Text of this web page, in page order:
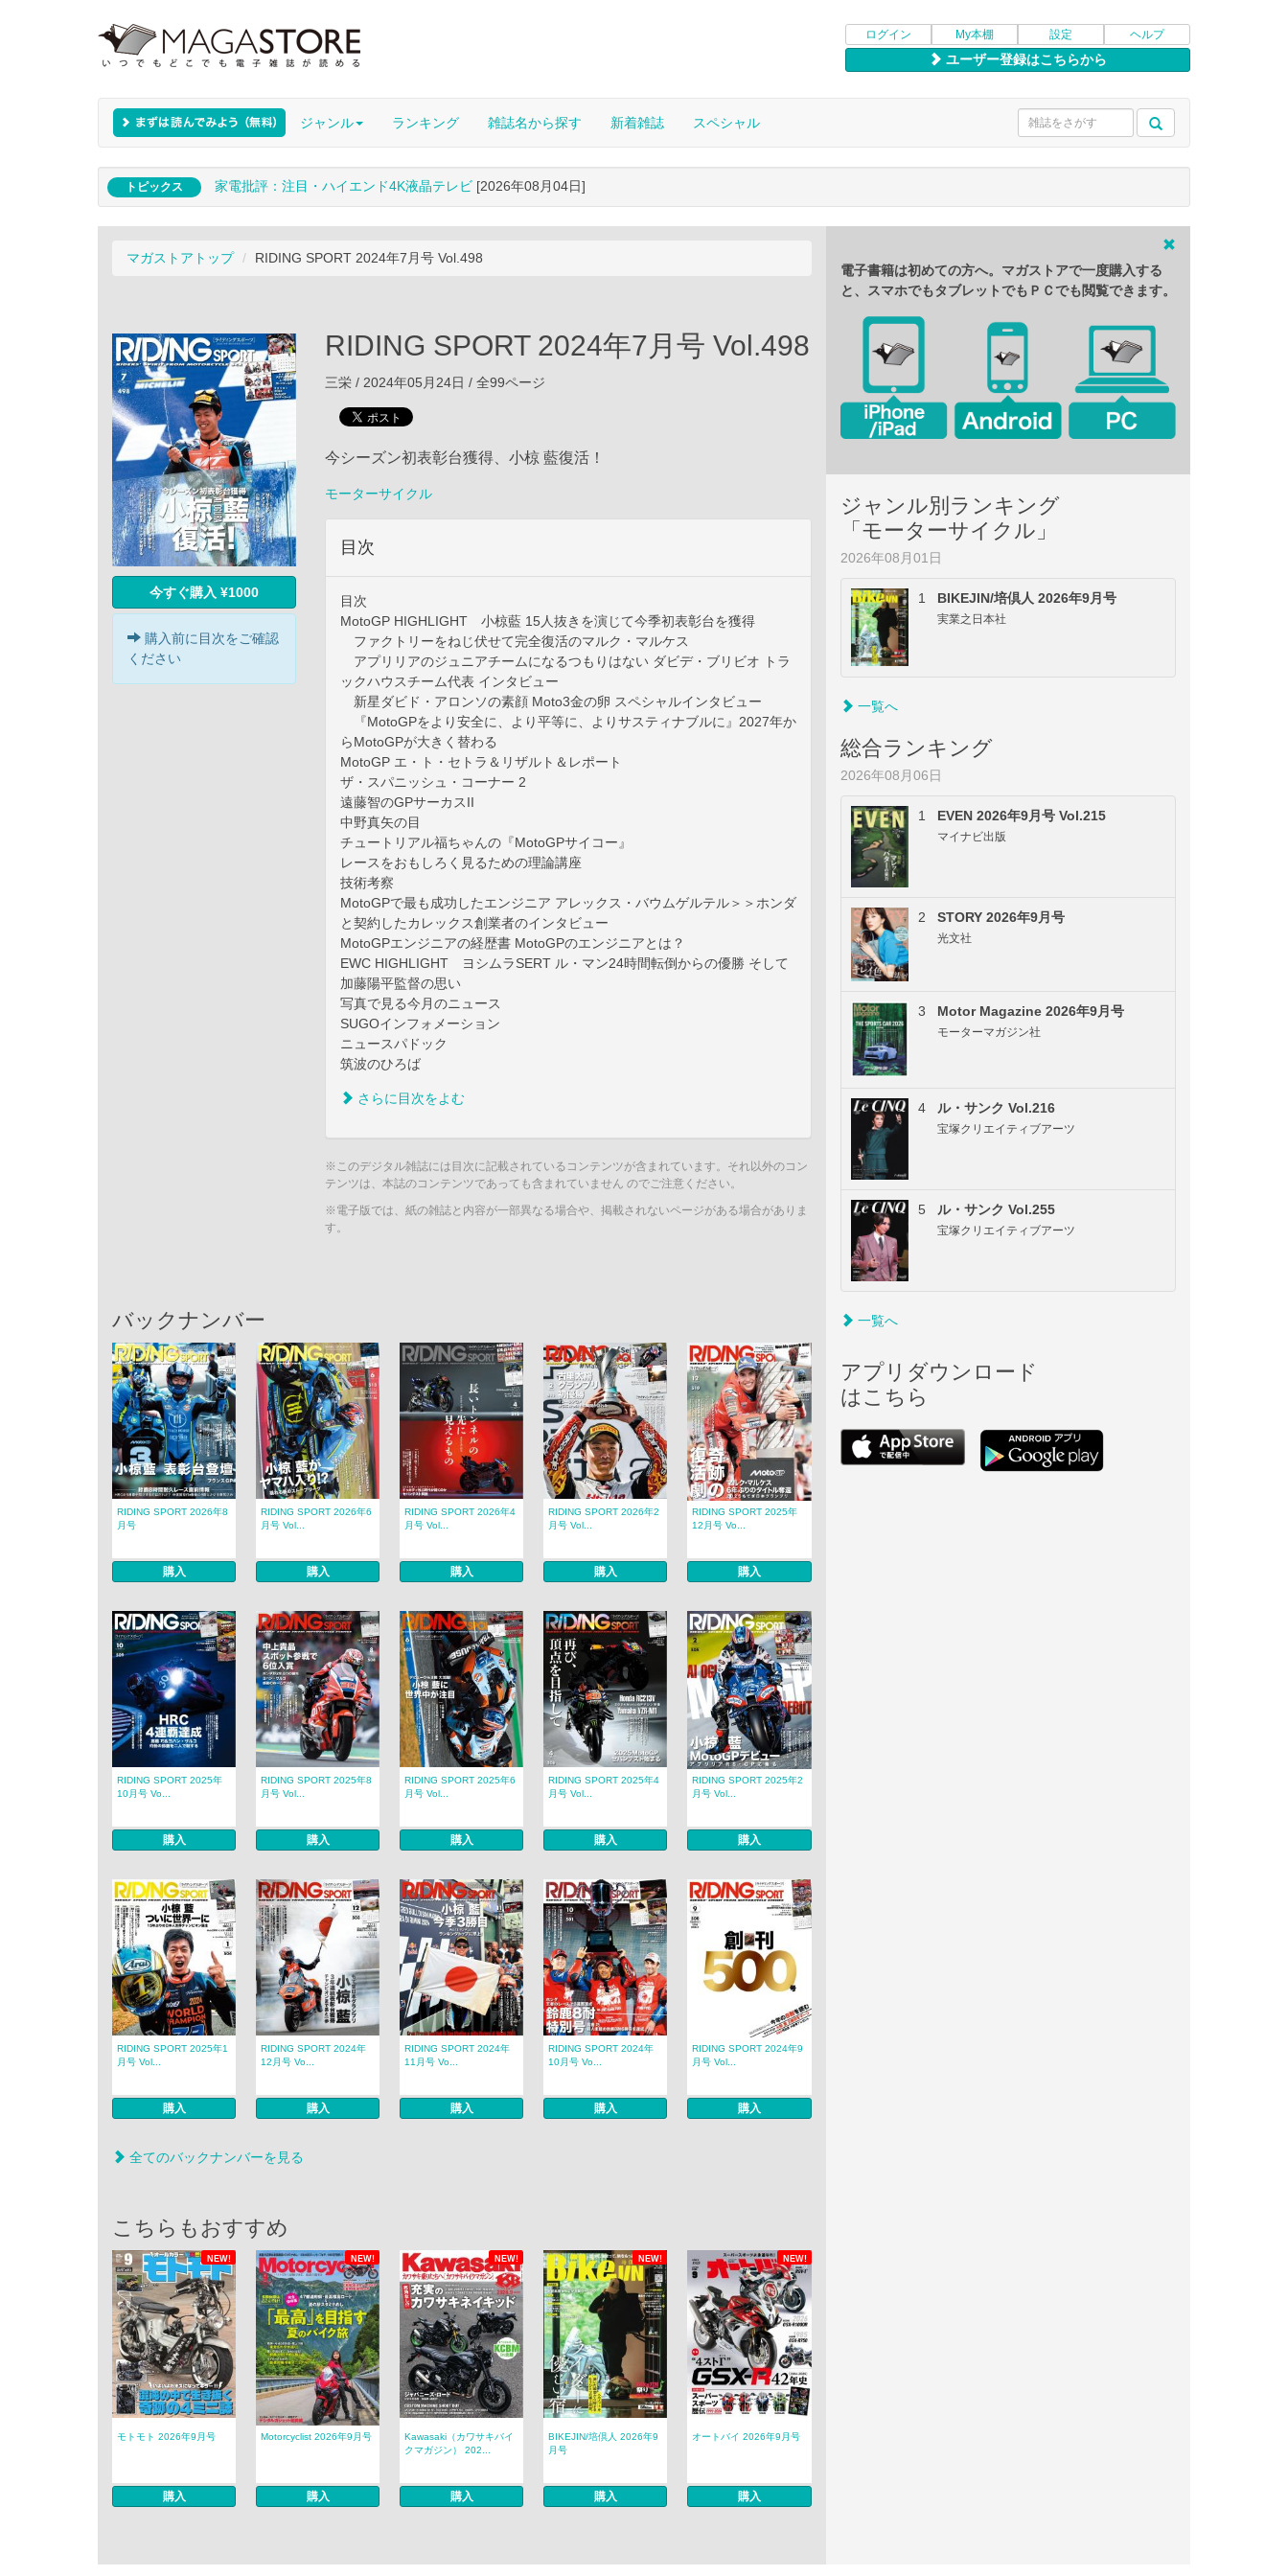
ログイン My本棚 設定 ヘルプ
ユーザー登録はこちらから
ジャンル ランキング 雑誌名から探す 新着雑誌 スペシャル
トピックス 家電批評：注目・ハイエンド4K液晶テレビ [2026年08月04日]
マガストアトップ RIDING SPORT 2024年7月号 Vol.498
今すぐ購入 ¥1000
購入前に目次をご確認
ください
RIDING SPORT 2024年7月号 Vol.498
三栄 / 2024年05月24日 / 全99ページ
今シーズン初表彰台獲得、小椋 藍復活！
モーターサイクル
目次
目次
MotoGP HIGHLIGHT 小椋藍 15人抜きを演じて今季初表彰台を獲得
ファクトリーをねじ伏せて完全復活のマルク・マルケス
アプリリアのジュニアチームになるつもりはない ダビデ・ブリビオ トラ
ックハウスチーム代表 インタビュー
新星ダビド・アロンソの素顔 Moto3金の卵 スペシャルインタビュー
『MotoGPをより安全に、より平等に、よりサスティナブルに』2027年か
らMotoGPが大きく替わる
MotoGP エ・ト・セトラ＆リザルト＆レポート
ザ・スパニッシュ・コーナー 2
遠藤智のGPサーカスII
中野真矢の目
チュートリアル福ちゃんの『MotoGPサイコー』
レースをおもしろく見るための理論講座
技術考察
MotoGPで最も成功したエンジニア アレックス・バウムゲルテル＞＞ホンダ
と契約したカレックス創業者のインタビュー
MotoGPエンジニアの経歴書 MotoGPのエンジニアとは？
EWC HIGHLIGHT ヨシムラSERT ル・マン24時間転倒からの優勝 そして
加藤陽平監督の思い
写真で見る今月のニュース
SUGOインフォメーション
ニュースパドック
筑波のひろば
さらに目次をよむ
※このデジタル雑誌には目次に記載されているコンテンツが含まれています。それ以外のコン
テンツは、本誌のコンテンツであっても含まれていません のでご注意ください。
※電子版では、紙の雑誌と内容が一部異なる場合や、掲載されないページがある場合がありま
す。
バックナンバー
RIDING SPORT 2026年8
月号
購入
RIDING SPORT 2026年6
月号 Vol...
購入
RIDING SPORT 2026年4
月号 Vol...
購入
RIDING SPORT 2026年2
月号 Vol...
購入
RIDING SPORT 2025年
12月号 Vo...
購入
RIDING SPORT 2025年
10月号 Vo...
購入
RIDING SPORT 2025年8
月号 Vol...
購入
RIDING SPORT 2025年6
月号 Vol...
購入
RIDING SPORT 2025年4
月号 Vol...
購入
RIDING SPORT 2025年2
月号 Vol...
購入
RIDING SPORT 2025年1
月号 Vol...
購入
RIDING SPORT 2024年
12月号 Vo...
購入
RIDING SPORT 2024年
11月号 Vo...
購入
RIDING SPORT 2024年
10月号 Vo...
購入
RIDING SPORT 2024年9
月号 Vol...
購入
全てのバックナンバーを見る
こちらもおすすめ
NEW! NEW! NEW! NEW! NEW!
モトモト 2026年9月号
購入
Motorcyclist 2026年9月号
購入
Kawasaki（カワサキバイ
クマガジン） 202...
購入
BIKEJIN/培倶人 2026年9
月号
購入
オートバイ 2026年9月号
購入
電子書籍は初めての方へ。マガストアで一度購入する
と、スマホでもタブレットでもＰＣでも閲覧できます。
ジャンル別ランキング
「モーターサイクル」
2026年08月01日
1 BIKEJIN/培倶人 2026年9月号
実業之日本社
一覧へ
総合ランキング
2026年08月06日
1 EVEN 2026年9月号 Vol.215
マイナビ出版
2 STORY 2026年9月号
光文社
3 Motor Magazine 2026年9月号
モーターマガジン社
4 ル・サンク Vol.216
宝塚クリエイティブアーツ
5 ル・サンク Vol.255
宝塚クリエイティブアーツ
一覧へ
アプリダウンロード
はこちら